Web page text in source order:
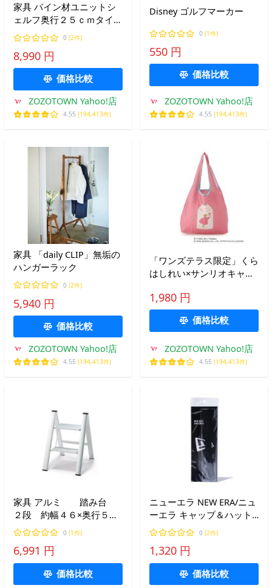
家具 パイン材ユニットシ
ェルフ奥行２５ｃｍタイ
プ・８６ｃｍ幅・小 幅８
６×奥行２６×高さ８３ｃ
ｍ
0 (2件)
8,990 円
価格比較
ZOZOTOWN Yahoo!店
4.55 (194,413件)
Disney ゴルフマーカー
0 (1件)
550 円
価格比較
ZOZOTOWN Yahoo!店
4.55 (194,413件)
家具 「daily CLIP」無垢の
ハンガーラック
0 (2件)
5,940 円
価格比較
ZOZOTOWN Yahoo!店
4.55 (194,413件)
「ワンズテラス限定」くら
はしれい×サンリオキャラ
1,980 円
価格比較
ZOZOTOWN Yahoo!店
4.55 (194,413件)
家具 アルミ 踏み台
２段 約幅４６×奥行５５
×高さ６４ｃｍ
0 (1件)
6,991 円
価格比較
ニューエラ NEW ERA/ニュ
ーエラ キャップ＆ハット
ライナー ロング(抗菌・消
臭)ブラック 14521878
0 (2件)
1,320 円
価格比較